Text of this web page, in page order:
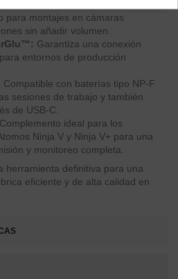
para montajes en cámaras
sin añadir volumen.
Garantiza una conexión
entornos de producción
Compatible con baterías tipo NP-F
sesiones de trabajo y también
de USB-C.
Complemento ideal para los
Ninja V y Ninja V+ para una
y monitoreo completa.
herramienta definitiva para una
eficiente y de alta calidad en